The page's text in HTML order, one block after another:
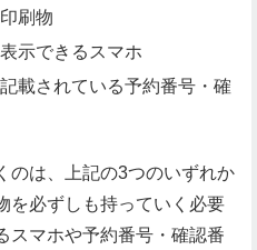
刷物
示できるスマホ
載されている予約番号・確
のは、上記の3つのいずれか
を必ずしも持っていく必要
スマホや予約番号・確認番